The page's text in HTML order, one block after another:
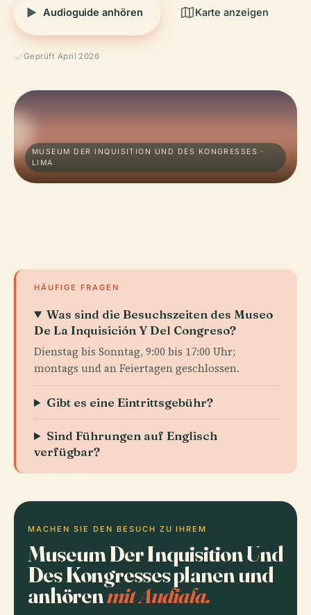
Audioguide anhören Karte anzeigen
Geprüft April 2026
MUSEUM DER INQUISITION UND DES KONGRESSES ·
LIMA
HÄUFIGE FRAGEN
Was sind die Besuchszeiten des Museo
De La Inquisición Y Del Congreso?
Dienstag bis Sonntag, 9:00 bis 17:00 Uhr;
montags und an Feiertagen geschlossen.
Gibt es eine Eintrittsgebühr?
Sind Führungen auf Englisch
verfügbar?
MACHEN SIE DEN BESUCH ZU IHREM
Museum Der Inquisition Und
Des Kongresses planen und
anhörenmit Audiala.